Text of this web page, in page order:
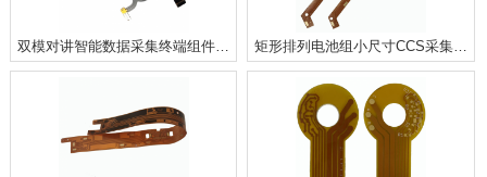
双模对讲智能数据采集终端组件化
柔性线路板模块
矩形排列电池组小尺寸CCS采集模
组FPCB双面排线